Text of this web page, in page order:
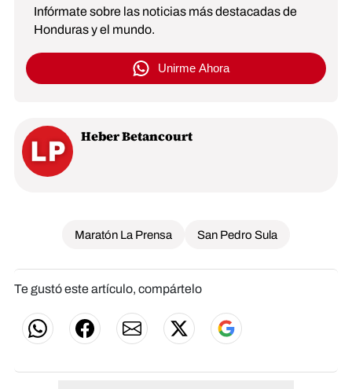
Infórmate sobre las noticias más destacadas de
Honduras y el mundo.
Unirme Ahora
Heber Betancourt
Maratón La Prensa San Pedro Sula
Te gustó este artículo, compártelo